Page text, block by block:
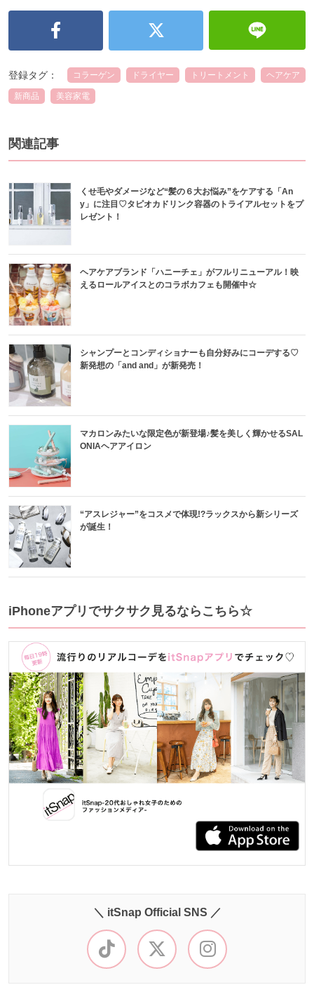
登録タグ： コラーゲン ドライヤー トリートメント ヘアケア
新商品 美容家電
関連記事
くせ毛やダメージなど“髪の６大お悩み”をケアする「An
y」に注目♡タピオカドリンク容器のトライアルセットをプ
レゼント！
ヘアケアブランド「ハニーチェ」がフルリニューアル！映
えるロールアイスとのコラボカフェも開催中☆
シャンプーとコンディショナーも自分好みにコーデする♡
新発想の「and and」が新発売！
マカロンみたいな限定色が新登場♪髪を美しく輝かせるSAL
ONIAヘアアイロン
“アスレジャー”をコスメで体現!?ラックスから新シリーズ
が誕生！
iPhoneアプリでサクサク見るならこちら☆
＼ itSnap Official SNS ／